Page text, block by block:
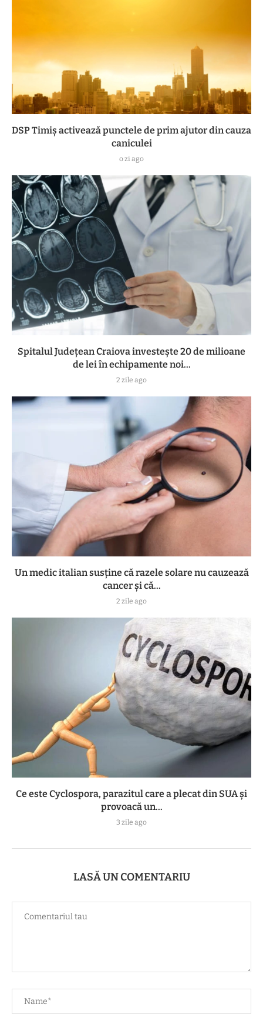
DSP Timiș activează punctele de prim ajutor din cauza
caniculei
o zi ago
Spitalul Județean Craiova investește 20 de milioane
de lei în echipamente noi...
2 zile ago
Un medic italian susține că razele solare nu cauzează
cancer și că...
2 zile ago
Ce este Cyclospora, parazitul care a plecat din SUA și
provoacă un...
3 zile ago
LASĂ UN COMENTARIU